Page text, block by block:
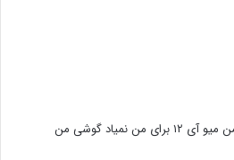
سلام چرا برای من میو آی ۱۲ برای من نمیاد گوشی من